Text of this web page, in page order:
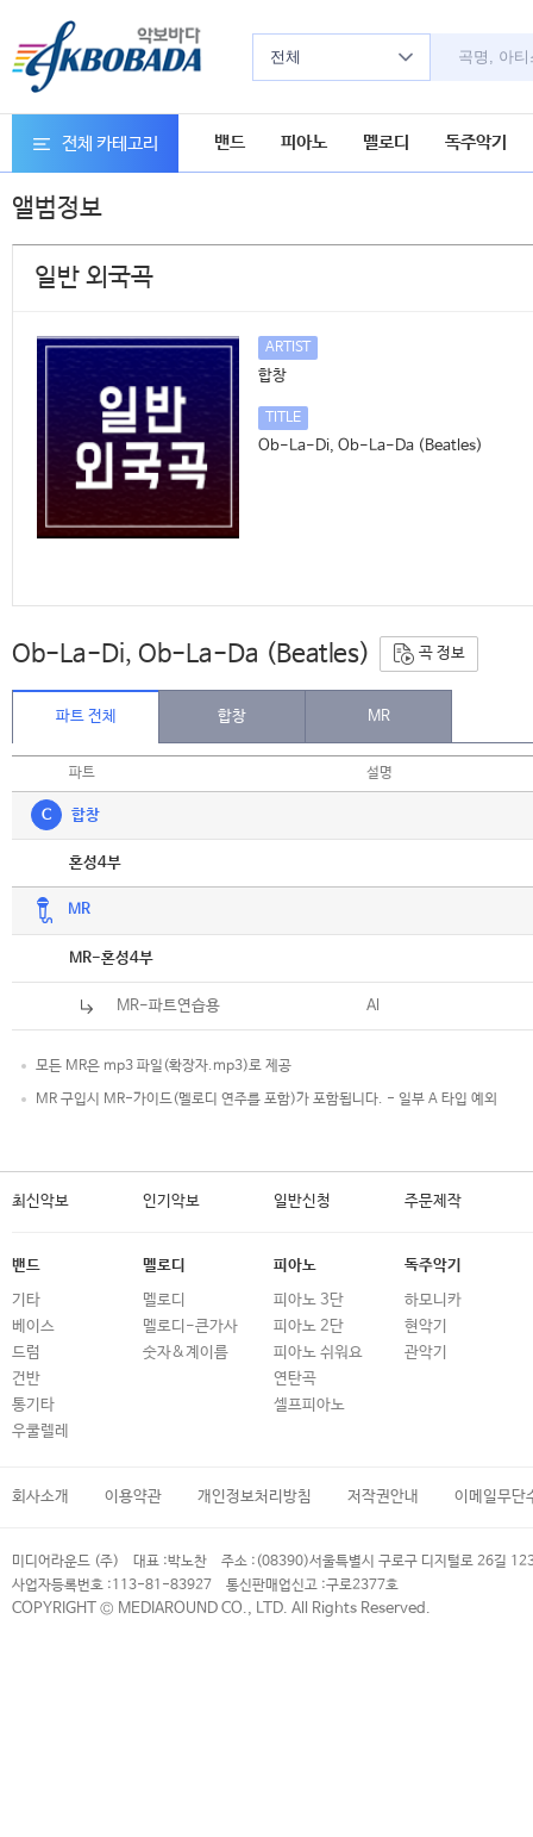
전체
전체 카테고리 밴드 피아노 멜로디 독주악기
앨범정보
일반 외국곡
ARTIST
합창
TITLE
Ob-La-Di, Ob-La-Da (Beatles)
Ob-La-Di, Ob-La-Da (Beatles) 곡 정보
파트 전체 합창 MR
파트 설명
C 합창
혼성4부
MR
MR-혼성4부
MR-파트연습용 Al
모든 MR은 mp3 파일(확장자.mp3)로 제공
MR 구입시 MR-가이드(멜로디 연주를 포함)가 포함됩니다. - 일부 A 타입 예외
최신악보 인기악보 일반신청 주문제작
밴드
기타
베이스
드럼
건반
통기타
우쿨렐레
멜로디
멜로디
멜로디-큰가사
숫자&계이름
피아노
피아노 3단
피아노 2단
피아노 쉬워요
연탄곡
셀프피아노
독주악기
하모니카
현악기
관악기
회사소개 이용약관 개인정보처리방침 저작권안내 이메일무단
미디어라운드 (주) 대표 :박노찬 주소 : (08390)서울특별시 구로구 디지털로 26길
사업자등록번호 :113-81-83927 통신판매업신고 :구로2377호
COPYRIGHT © MEDIAROUND CO., LTD. All Rights Reserved.